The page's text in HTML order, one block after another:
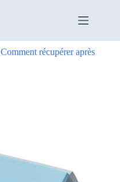
Comment récupérer après